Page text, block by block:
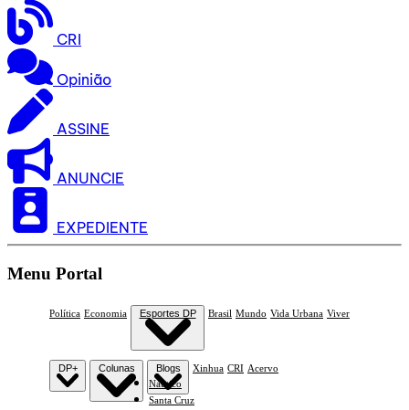
CRI
Opinião
ASSINE
ANUNCIE
EXPEDIENTE
Menu Portal
Política Economia Esportes DP
Náutico
Santa Cruz
Brasil Mundo Vida Urbana Viver
DP+ Colunas Blogs Xinhua CRI Acervo